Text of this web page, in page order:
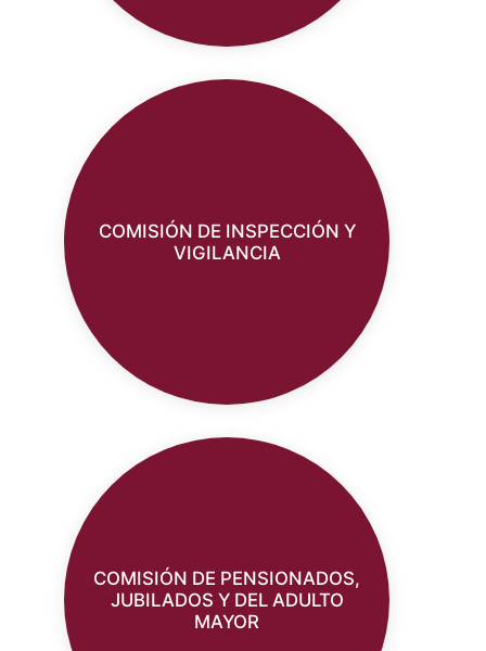
COMISIÓN DE INSPECCIÓN Y
VIGILANCIA
COMISIÓN DE PENSIONADOS,
JUBILADOS Y DEL ADULTO
MAYOR